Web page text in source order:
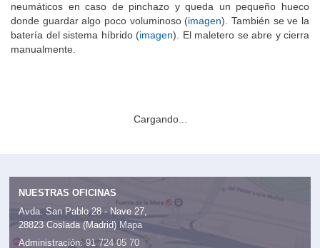
maletero hay un espacio donde va el compresor para hinchar los
neumáticos en caso de pinchazo y queda un pequeño hueco
donde guardar algo poco voluminoso (imagen). También se ve la
batería del sistema híbrido (
NUESTRAS OFICINAS
Avda. San Pablo 28 - Nave 27,
28823 Coslada (Madrid)Mapa